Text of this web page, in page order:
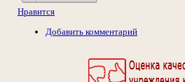
Нравится
Добавить комментарий